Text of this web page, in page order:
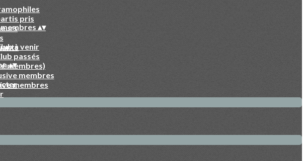
pris
▴▾
à venir
passés
membres)
membres
membres
▴▾